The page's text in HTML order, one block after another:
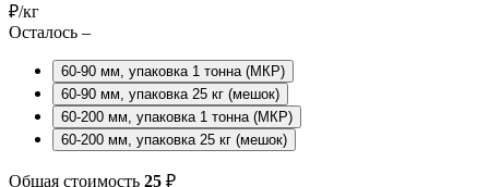
₽/кг
Осталось –
60-90 мм, упаковка 1 тонна (МКР)
60-90 мм, упаковка 25 кг (мешок)
60-200 мм, упаковка 1 тонна (МКР)
60-200 мм, упаковка 25 кг (мешок)
Общая стоимость 25 ₽